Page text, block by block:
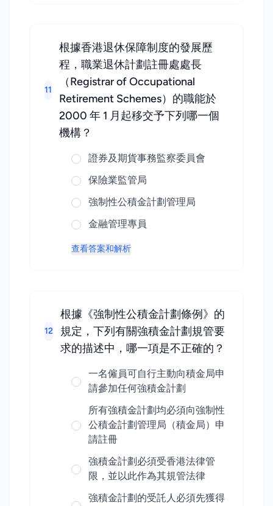
11
根據香港退休保障制度的發展歷
程，職業退休計劃註冊處處長
（Registrar of Occupational
Retirement Schemes）的職能於
2000 年 1 月起移交予下列哪一個
機構？
證券及期貨事務監察委員會
保險業監管局
強制性公積金計劃管理局
金融管理專員
查看答案和解析
12
根據《強制性公積金計劃條例》的
規定，下列有關強積金計劃規管要
求的描述中，哪一項是不正確的？
一名僱員可自行主動向積金局申
請參加任何強積金計劃
所有強積金計劃均必須向強制性
公積金計劃管理局（積金局）申
請註冊
強積金計劃必須受香港法律管
限，並以此作為其規管法律
強積金計劃的受託人必須先獲得